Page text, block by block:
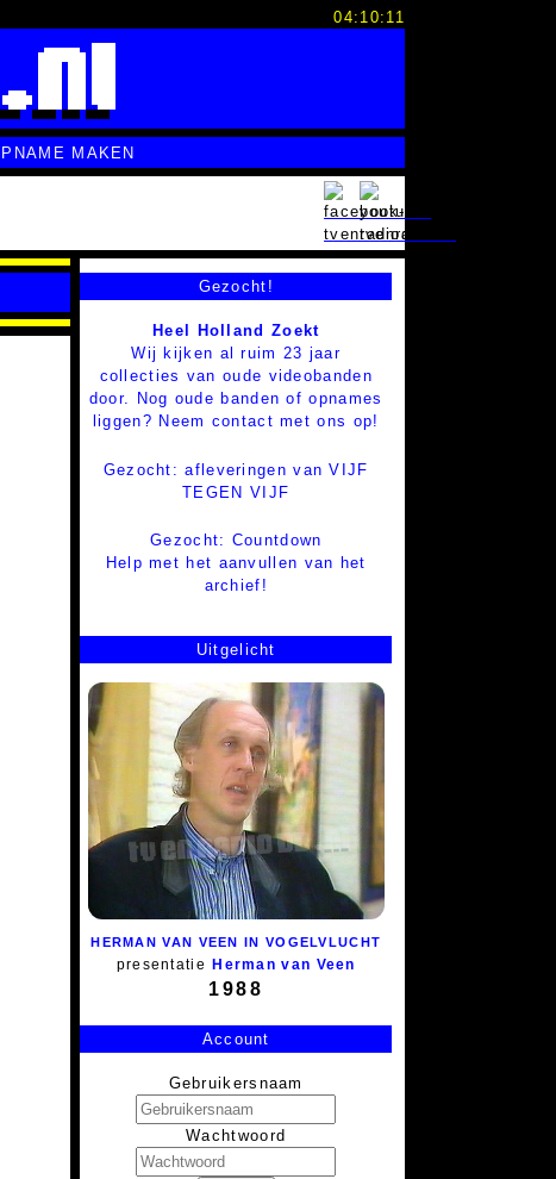
04:10:12
MAKEN
Gezocht!
Heel Holland Zoekt
Wij kijken al ruim 23 jaar
collecties van oude videobanden
door. Nog oude banden of opnames
liggen? Neem contact met ons op!
Gezocht: afleveringen van VIJF
TEGEN VIJF
Gezocht: Countdown
Help met het aanvullen van het
archief!
Uitgelicht
HERMAN VAN VEEN IN VOGELVLUCHT
presentatie Herman van Veen
1988
Account
Gebruikersnaam
Wachtwoord